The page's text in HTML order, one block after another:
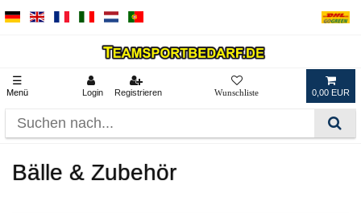
☰
Menü Login Registrieren 0,00 EUR
Bälle & Zubehör